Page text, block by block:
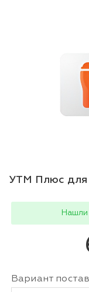
УТМ Плюс для
Вариант